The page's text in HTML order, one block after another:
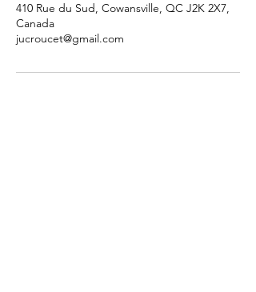
410 Rue du Sud, Cowansville, QC J2K 2X7,
Canada
jucroucet@gmail.com